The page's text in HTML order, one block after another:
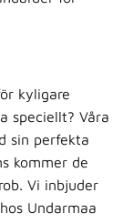
kyligare
speciellt? Våra
sin perfekta
kommer de
Vi inbjuder
Undarmaa